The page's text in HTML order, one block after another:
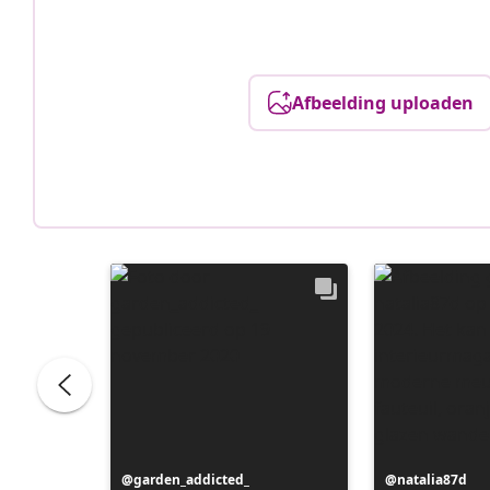
Afbeelding uploaden
Bericht
garden_addicted_
Bericht
natalia87d